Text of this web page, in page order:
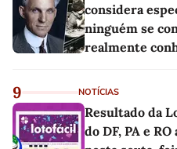
considera
ninguém se
realmente
9 NOTÍCIAS
Resultado da
do DF, PA e